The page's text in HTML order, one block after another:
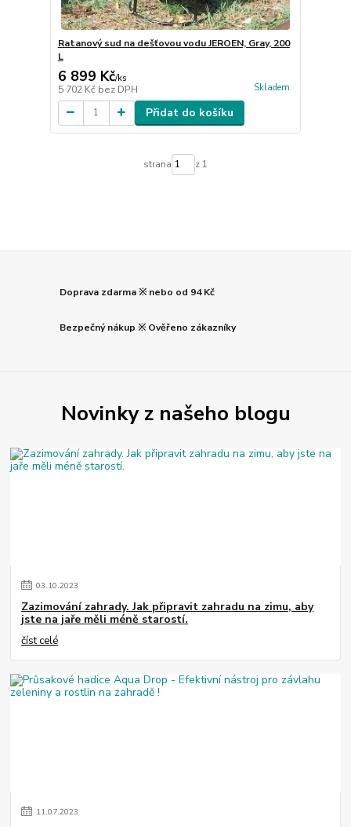
Ratanový sud na dešťovou vodu JEROEN, Gray, 200
L
6 899 Kč/ks
5 702 Kč bez DPH Skladem
Přidat do košíku
strana z 1
Doprava zdarma ※ nebo od 94 Kč
Bezpečný nákup ※ Ověřeno zákazníky
Novinky z našeho blogu
03.10.2023
Zazimování zahrady. Jak připravit zahradu na zimu, aby
jste na jaře měli méně starostí.
číst celé
11.07.2023